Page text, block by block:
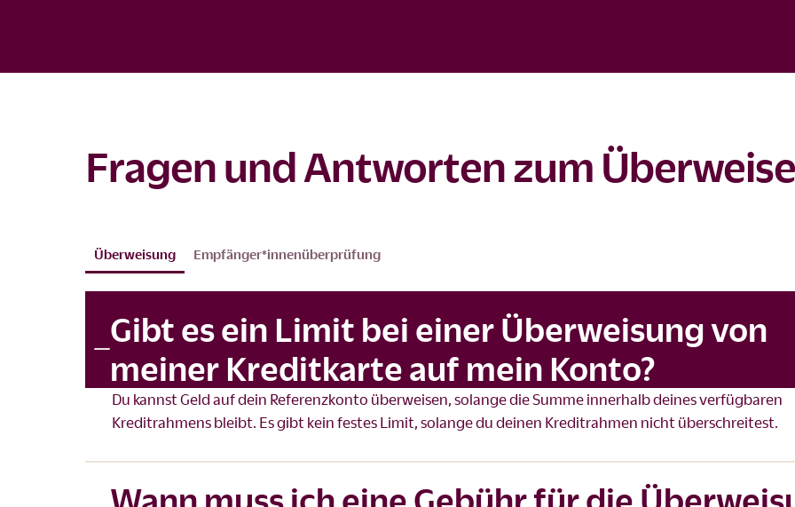
Fragen und Antworten zum
Überweisung Empfänger*innenüberprüfung
Gibt es ein Limit bei einer Überweisung von
meiner Kreditkarte auf mein Konto?
Du kannst Geld auf dein Referenzkonto überweisen, solange die Summe innerhalb deines verfügbaren
Kreditrahmens bleibt. Es gibt kein festes Limit, solange du deinen Kreditrahmen nicht überschreitest.
Wann muss ich eine Gebühr für die